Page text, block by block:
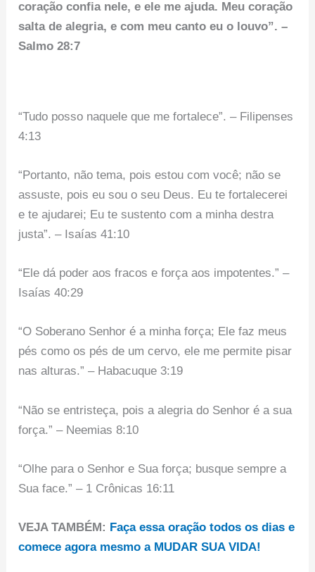
coração confia nele, e ele me ajuda. Meu coração
salta de alegria, e com meu canto eu o louvo”. –
Salmo 28:7
“Tudo posso naquele que me fortalece”. – Filipenses
4:13
“Portanto, não tema, pois estou com você; não se
assuste, pois eu sou o seu Deus. Eu te fortalecerei
e te ajudarei; Eu te sustento com a minha destra
justa”. – Isaías 41:10
“Ele dá poder aos fracos e força aos impotentes.” –
Isaías 40:29
“O Soberano Senhor é a minha força; Ele faz meus
pés como os pés de um cervo, ele me permite pisar
nas alturas.” – Habacuque 3:19
“Não se entristeça, pois a alegria do Senhor é a sua
força.” – Neemias 8:10
“Olhe para o Senhor e Sua força; busque sempre a
Sua face.” – 1 Crônicas 16:11
VEJA TAMBÉM: Faça essa oração todos os dias e
comece agora mesmo a MUDAR SUA VIDA!